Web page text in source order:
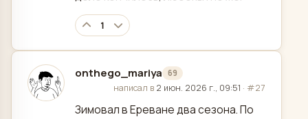
1
onthego_mariya 69
отредактировано
написал в 2 июн. 2026 г., 09:51 · #27
Зимовал в Ереване два сезона. По